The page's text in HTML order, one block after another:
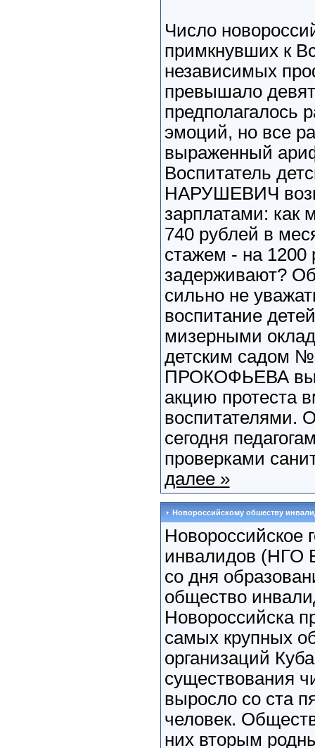
Число
примкнувших к
независимых
превышало
предполагалось
эмоций, но все
выраженный
Воспитатель
НАРУШЕВИЧ
зарплатами: как
740 рублей в
стажем - на 1200
задерживают?
сильно не
воспитание
мизерными
детским садом
ПРОКОФЬЕВА
акцию протеста
воспитателями.
сегодня
проверками
далее »
Новороссийскому обшеству
Новороссийское
инвалидов (НГО
со дня
общество
Новороссийска
самых крупных
организаций
существования
выросло со ста
человек.
них вторым